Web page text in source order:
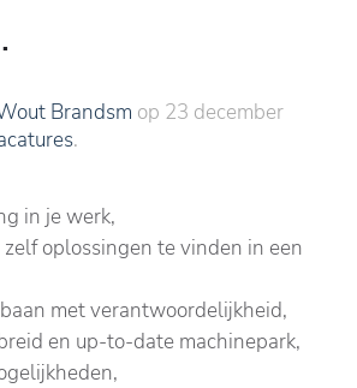
Brandsm op 23 december
.
in je werk,
oplossingen te vinden in een
met verantwoordelijkheid,
en up-to-date machinepark,